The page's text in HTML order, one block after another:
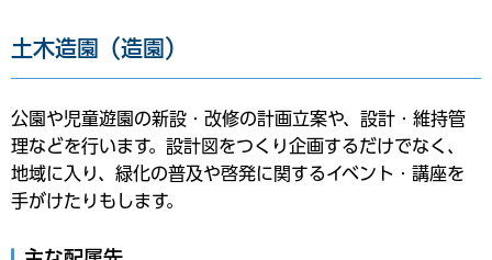
土木造園（造園）
公園や児童遊園の新設・改修の計画立案や、設計・維持管
理などを行います。設計図をつくり企画するだけでなく、
地域に入り、緑化の普及や啓発に関するイベント・講座を
手がけたりもします。